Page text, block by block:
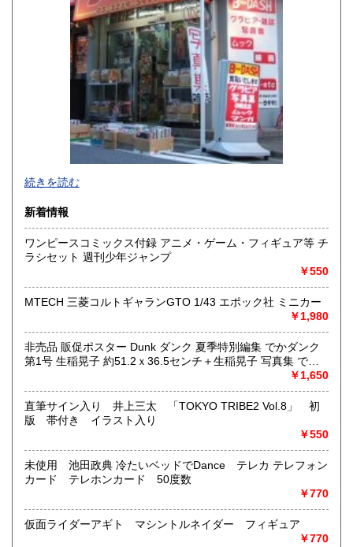
600円 大分県
600円 鹿児島県
600円
新旧女優・アイドルのグラビア、なつかしの本
映画・特撮、ゲーム・アニメ古漫画などの趣味本は当店にお
お取り扱いは、趣味のものすべてにわたります。
グラビアアイドル雑誌(キャンディーズなどの昔の女優・アイ
ドルも歓迎)
古マンガ・アニメロマンアルバム系、イラスト集、
美少女ゲーム、プレミアゲーム、攻略本・設定資料集
どんなジャンルでも買取することができます。
東京近郊出張買取していますのでお気軽にご相談ください。
沿線名：地下鉄(三田線、新宿線、半蔵門線) JR(中央・総武
線)
最寄駅：神保町駅 御茶ノ水駅
り開店します
メール web@bookdash.net または専用ページでお問い合
続きを読む
新着情報
ワンピースコミックス付録 アニメ・ゲーム・フィギュア等 チ
ラシセット 週刊少年ジャンプ
￥550
MTECH 三菱コルトギャランGTO 1/43 エポック社 ミニカー
￥1,980
非売品 販促ポスター Dunk ダンク 夏季特別編集 でかダンク
第1号 生稲晃子 約51.2ｘ36.5センチ＋生稲晃子 写真集 でか
￥1,650
直筆サイン入り 井上三太 「TOKYO TRIBE2 Vol.8」 初
版 帯付き イラスト入り
￥550
未使用 池田政典 冷たいベッドでDance テレカ テレフォン
カード テレホンカード 50度数
￥770
仮面ライダーアギト マシントルネイダー フィギュア
￥770